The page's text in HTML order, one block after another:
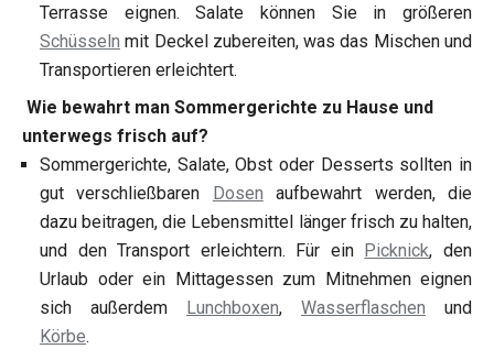
Terrasse eignen. Salate können Sie in größeren
Schüsseln mit Deckel zubereiten, was das Mischen und
Transportieren erleichtert.
Wie bewahrt man Sommergerichte zu Hause und
unterwegs frisch auf?
Sommergerichte, Salate, Obst oder Desserts sollten in
gut verschließbaren Dosen aufbewahrt werden, die
dazu beitragen, die Lebensmittel länger frisch zu halten,
und den Transport erleichtern. Für ein Picknick, den
Urlaub oder ein Mittagessen zum Mitnehmen eignen
sich außerdem Lunchboxen, Wasserflaschen und
Körbe.